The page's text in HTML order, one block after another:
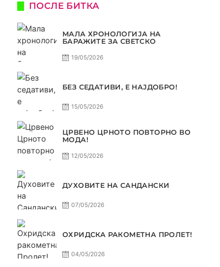
ПОСЛЕ БИТКА
МАЛА ХРОНОЛОГИЈА НА
БАРАЖИТЕ ЗА СВЕТСКО
19/05/2026
БЕЗ СЕДАТИВИ, Е НАЈДОБРО!
15/05/2026
ЦРВЕНО ЦРНОТО ПОВТОРНО ВО
МОДА!
12/05/2026
ДУХОВИТЕ НА САНДАНСКИ
07/05/2026
ОХРИДСКА РАКОМЕТНА ПРОЛЕТ!
04/05/2026